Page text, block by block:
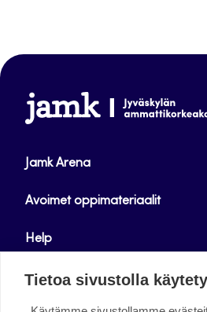
www.jamk.fi
Jamk Arena
Avoimet oppimateriaalit
Help
Verkkolehdet
Tietoa sivustolla